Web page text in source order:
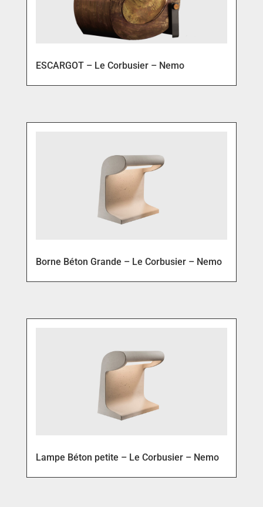
ESCARGOT – Le Corbusier – Nemo
Borne Béton Grande – Le Corbusier – Nemo
Lampe Béton petite – Le Corbusier – Nemo